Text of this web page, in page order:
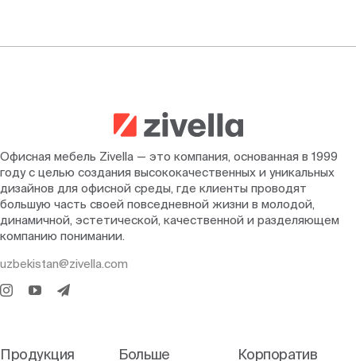
Офисная мебель Zivella — это компания, основанная в 1999
году с целью создания высококачественных и уникальных
дизайнов для офисной среды, где клиенты проводят
большую часть своей повседневной жизни в молодой,
динамичной, эстетической, качественной и разделяющем
компанию понимании.
uzbekistan@zivella.com
Продукция Больше Корпоратив